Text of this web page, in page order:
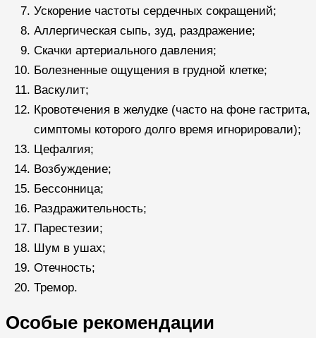
Ускорение частоты сердечных сокращений;
Аллергическая сыпь, зуд, раздражение;
Скачки артериального давления;
Болезненные ощущения в грудной клетке;
Васкулит;
Кровотечения в желудке (часто на фоне гастрита,
симптомы которого долго время игнорировали);
Цефалгия;
Возбуждение;
Бессонница;
Раздражительность;
Парестезии;
Шум в ушах;
Отечность;
Тремор.
Особые рекомендации